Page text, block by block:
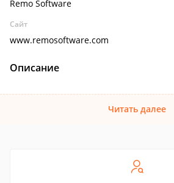
Remo Software
Сайт
www.remosoftware.com
Описание
Читать далее